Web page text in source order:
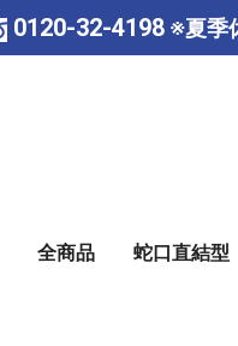
0120-32-4198 ※夏季
全商品 蛇口直結型